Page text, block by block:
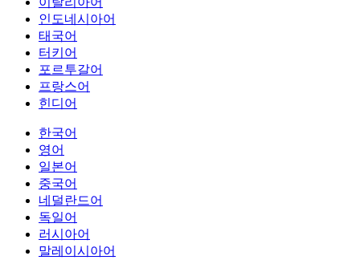
인도네시아어
태국어
터키어
포르투갈어
프랑스어
힌디어
한국어
영어
일본어
중국어
네덜란드어
독일어
러시아어
말레이시아어